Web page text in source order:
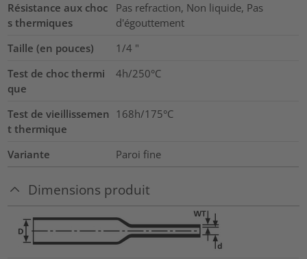
Résistance aux choc
s thermiques
Pas refraction, Non liquide, Pas
d'égouttement
Taille (en pouces)
1/4 "
Test de choc thermi
que
4h/250°C
Test de vieillissemen
t thermique
168h/175°C
Variante Paroi fine
Dimensions produit